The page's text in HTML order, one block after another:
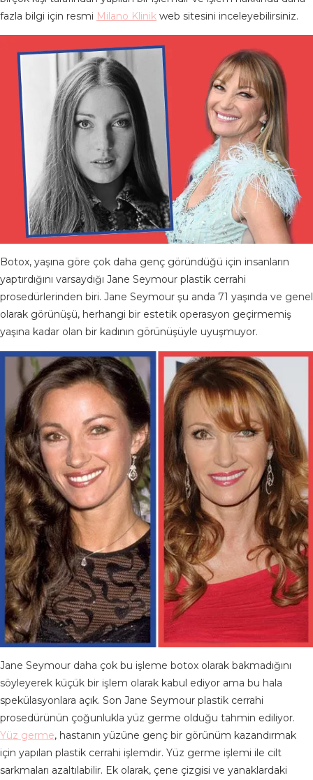
fazla bilgi için resmi Milano Klinik web sitesini inceleyebilirsiniz.
Botox, yaşına göre çok daha genç göründüğü için insanların
yaptırdığını varsaydığı Jane Seymour plastik cerrahi
prosedürlerinden biri. Jane Seymour şu anda 71 yaşında ve genel
olarak görünüşü, herhangi bir estetik operasyon geçirmemiş
yaşına kadar olan bir kadının görünüşüyle ​​uyuşmuyor.
Jane Seymour daha çok bu işleme botox olarak bakmadığını
söyleyerek küçük bir işlem olarak kabul ediyor ama bu hala
spekülasyonlara açık. Son Jane Seymour plastik cerrahi
prosedürünün çoğunlukla yüz germe olduğu tahmin ediliyor.
Yüz germe, hastanın yüzüne genç bir görünüm kazandırmak
için yapılan plastik cerrahi işlemdir. Yüz germe işlemi ile cilt
sarkmaları azaltılabilir. Ek olarak, çene çizgisi ve yanaklardaki